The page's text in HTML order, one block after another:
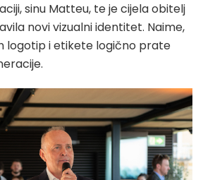
sinu Matteu, te je cijela obitelj
novi vizualni identitet. Naime,
logotip i etikete logično prate